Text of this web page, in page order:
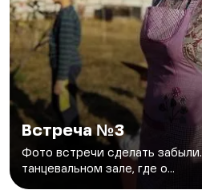
Встреча №3
Фото встречи сделать
танцевальном зале, где о...